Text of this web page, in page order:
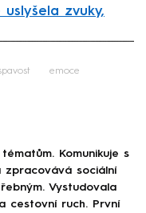
zvuky,
emoce
Komunikuje s
zpracovává sociální
Vystudovala
cestovní ruch. První